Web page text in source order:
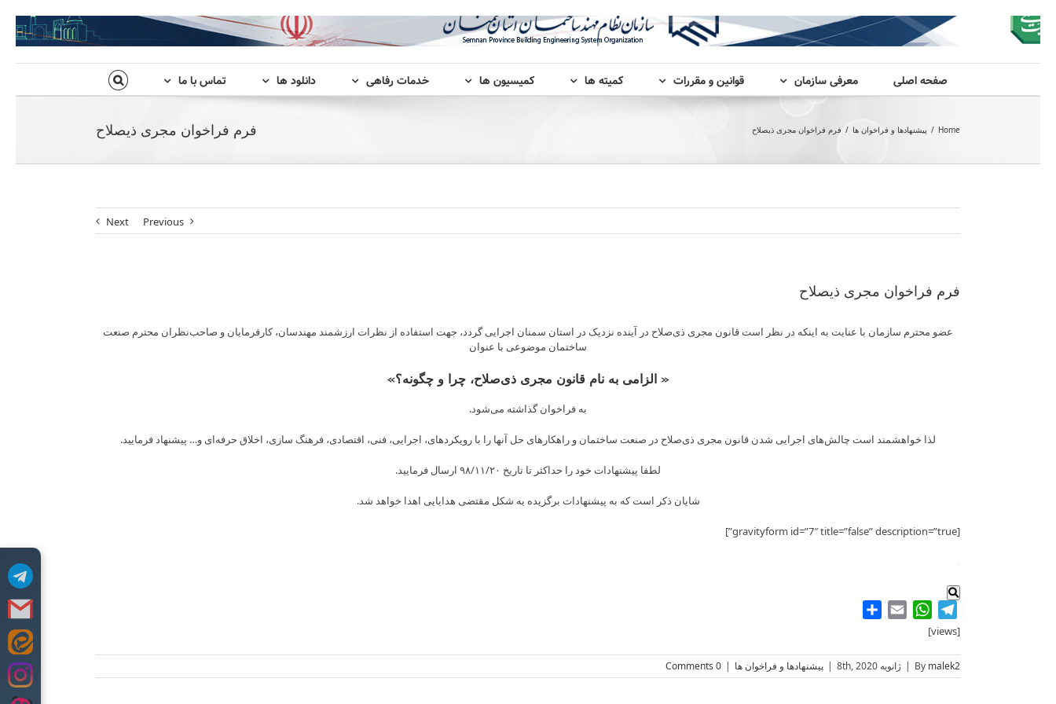
content
صفحه اصلی معرفی سازمان قوانین و مقررات کمیته ها کمیسیون ها خدمات رفاهی دانلود ها تماس با ما
فرم فراخوان مجری ذیصلاح Home
/ پیشنهادها و فراخوان ها / فرم فراخوان مجری ذیصلاح
Previous
Next
فرم فراخوان مجری ذیصلاح
عضو محترم سازمان با عنایت به اینکه در نظر است قانون مجری ذی‌صلاح در آینده نزدیک در استان سمنان اجرایی گردد، جهت استفاده از نظرات ارزشمند مهندسان، کارفرمایان و صاحب‌نظران محترم صنعت
ساختمان موضوعی با عنوان
« الزامی به نام قانون مجری ذی‌صلاح، چرا و چگونه؟»
به فراخوان گذاشته می‌شود.
لذا خواهشمند است چالش‌های اجرایی شدن قانون مجری ذی‌صلاح در صنعت ساختمان و راهکارهای حل آنها را با رویکردهای، اجرایی، فنی، اقتصادی، فرهنگ سازی، اخلاق حرفه‌ای و… پیشنهاد فرمایید.
لطفا پیشنهادات خود را حداکثر تا تاریخ ۹۸/۱۱/۲۰ ارسال فرمایید.
شایان ذکر است که به پیشنهادات برگزیده به شکل مقتضی هدایایی اهدا خواهد شد.
[gravityform id=”7″ title=”false” description=”true”]
.
Telegram
WhatsApp
Email
[views]
By malek2
| ژانویه 8th, 2020 | پیشنهادها و فراخوان ها |
0 Comments